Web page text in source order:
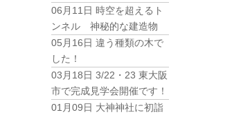
06月11日 時空を超えるト
ンネル 神秘的な建造物
05月16日 違う種類の木で
した！
03月18日 3/22・23 東大阪
市で完成見学会開催です！
01月09日 大神神社に初詣